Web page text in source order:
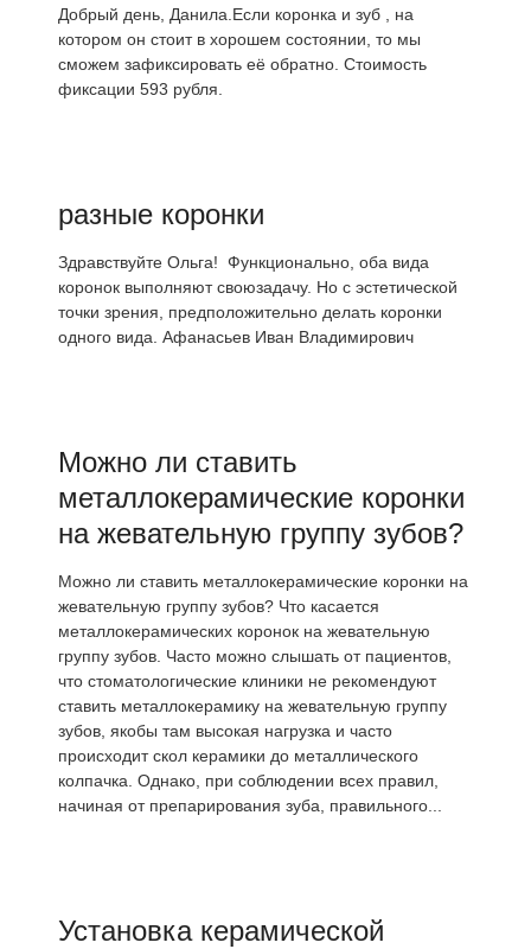
Добрый день, Данила.Если коронка и зуб , на
котором он стоит в хорошем состоянии, то мы
сможем зафиксировать её обратно. Стоимость
фиксации 593 рубля.
разные коронки
Здравствуйте Ольга! Функционально, оба вида
коронок выполняют своюзадачу. Но с эстетической
точки зрения, предположительно делать коронки
одного вида. Афанасьев Иван Владимирович
Можно ли ставить
металлокерамические коронки
на жевательную группу зубов?
Можно ли ставить металлокерамические коронки на
жевательную группу зубов? Что касается
металлокерамических коронок на жевательную
группу зубов. Часто можно слышать от пациентов,
что стоматологические клиники не рекомендуют
ставить металлокерамику на жевательную группу
зубов, якобы там высокая нагрузка и часто
происходит скол керамики до металлического
колпачка. Однако, при соблюдении всех правил,
начиная от препарирования зуба, правильного...
Установка керамической